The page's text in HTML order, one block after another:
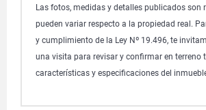
Las fotos, medidas y detalles publicados son
pueden variar respecto a la propiedad real.
y cumplimiento de la Ley Nº 19.496, te
una visita para revisar y confirmar en terreno
características y especificaciones del